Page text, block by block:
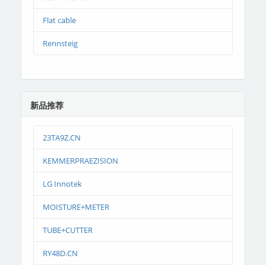
Flat cable
Rennsteig
新品推荐
23TA9Z.CN
KEMMERPRAEZISION
LG Innotek
MOISTURE+METER
TUBE+CUTTER
RY48D.CN